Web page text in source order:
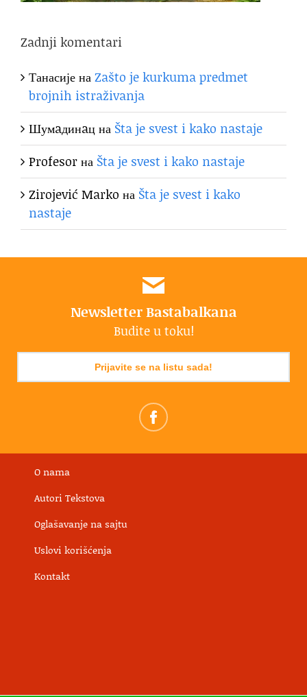
Zadnji komentari
ТанасијенаZašto je kurkuma predmet
brojnih istraživanja
Шумaдинaцна Šta je svest i kako nastaje
Profesorна Šta je svest i kako nastaje
Zirojević Marko на Šta je svest i kako
nastaje
Newsletter Bastabalkana
Budite u toku!
Prijavite se na listu sada!
O nama
Autori Tekstova
Oglašavanje na sajtu
Uslovi korišćenja
Kontakt